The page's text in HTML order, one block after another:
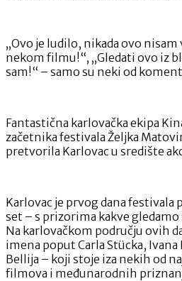
Hrvatsku
su
stigli
„Ovo je ludilo, nikada ovo nisam
nekom filmu!“, „Gledati ovo iz
sam!“ – samo su neki od
Fantastična karlovačka ekipa
začetnika festivala Željka
pretvorila Karlovac u središte
Karlovac je prvog dana
set – s prizorima kakve
Na karlovačkom području ovih
imena poput Carla Stücka,
Bellija – koji stoje iza nekih od
filmova i međunarodnih